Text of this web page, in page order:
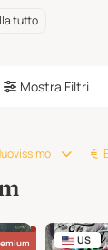
tutto
Mostra Filtri
US